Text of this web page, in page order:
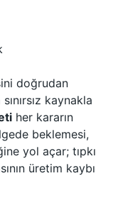
doğrudan
kaynakla
her kararın
beklemesi,
yol açar; tıpkı
üretim kaybı